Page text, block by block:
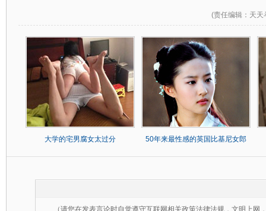
(责任编辑 ：天
大学的宅男腐女太过分 50年来最性感的英国比基尼女郎
（请您在发表言论时自觉遵守互联网相关政策法律法规，文明上网